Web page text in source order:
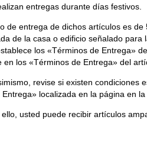
entregas durante días festivos.
entrega de dichos artículos es
de la casa o edificio señalado
los «Términos de Entrega»
los «Términos de Entrega» del
revise si existen condiciones
localizada en la página en
usted puede recibir artículos